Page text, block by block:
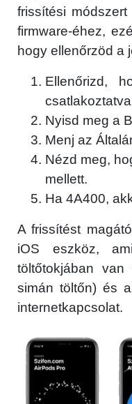
frissítési
firmware-éhez,
hogy ellenőrzöd a
Ellenőrizd,
Nyisd meg a
Menj az
Nézd meg,
mellett.
Ha 4A400,
A frissítést
iOS eszköz,
töltőtokjában
simán töltőn) és
internetkapcsolat.